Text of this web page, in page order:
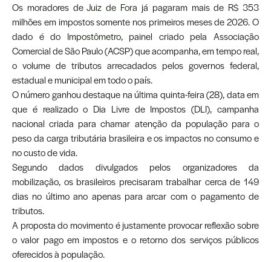
Os moradores deJuiz de Fora já pagaram mais de R$ 353
milhões em impostos somente nos primeiros meses de 2026. O
dado é do Impostômetro, painel criado pela Associação
Comercial de São Paulo (ACSP) que acompanha, em tempo real,
o volume de tributos arrecadados pelos governos federal,
estadual e municipal em todo o país.
O número ganhou destaque na última quinta-feira (28), data em
que é realizado o Dia Livre de Impostos (DLI), campanha
nacional criada para chamar atenção da população para o
peso da carga tributária brasileira e os impactos no consumo e
no custo de vida.
Segundo dados divulgados pelos organizadores da
mobilização, os brasileiros precisaram trabalhar cerca de 149
dias no último ano apenas para arcar com o pagamento de
tributos.
A proposta do movimento é justamente provocar reflexão sobre
o valor pago em impostos e o retorno dos serviços públicos
oferecidos à população.